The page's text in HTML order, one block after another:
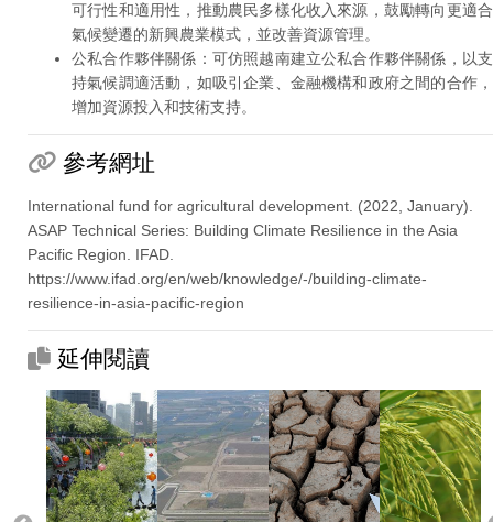
可行性和適用性，推動農民多樣化收入來源，鼓勵轉向更適合
氣候變遷的新興農業模式，並改善資源管理。
公私合作夥伴關係：可仿照越南建立公私合作夥伴關係，以支
持氣候調適活動，如吸引企業、金融機構和政府之間的合作，
增加資源投入和技術支持。
參考網址
International fund for agricultural development. (2022, January).
ASAP Technical Series: Building Climate Resilience in the Asia
Pacific Region. IFAD.
https://www.ifad.org/en/web/knowledge/-/building-climate-
resilience-in-asia-pacific-region
延伸閱讀